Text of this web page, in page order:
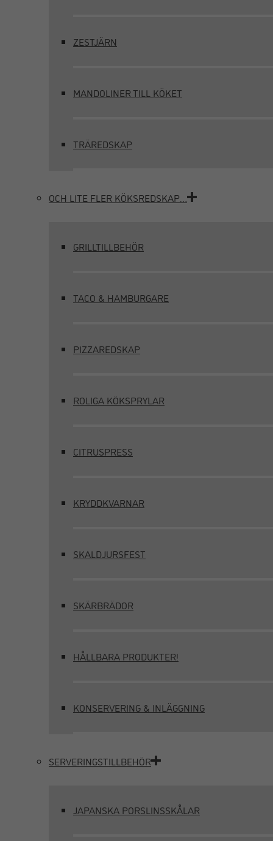
ZESTJÄRN
MANDOLINER TILL KÖKET
TRÄREDSKAP
OCH LITE FLER KÖKSREDSKAP…
GRILLTILLBEHÖR
TACO & HAMBURGARE
PIZZAREDSKAP
ROLIGA KÖKSPRYLAR
CITRUSPRESS
KRYDDKVARNAR
SKALDJURSFEST
SKÄRBRÄDOR
HÅLLBARA PRODUKTER!
KONSERVERING & INLÄGGNING
SERVERINGSTILLBEHÖR
JAPANSKA PORSLINSSKÅLAR